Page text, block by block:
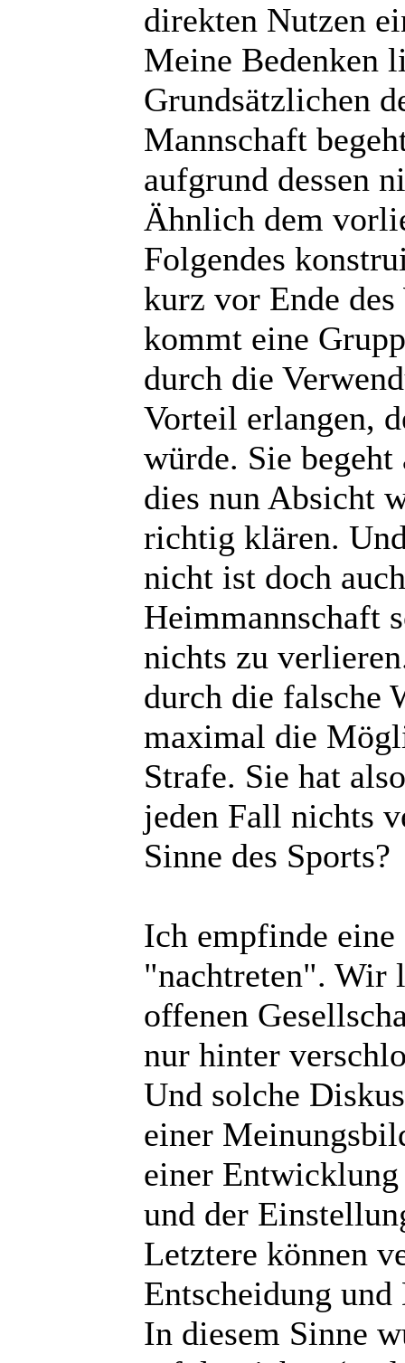
direkten Nutzen
Meine Bedenken
Grundsätzlichen
Mannschaft
aufgrund dessen
Ähnlich dem
Folgendes
kurz vor Ende
kommt eine
durch die
Vorteil erlangen,
würde. Sie
dies nun Absicht
richtig klären.
nicht ist doch
Heimmannschaft
nichts zu
durch die falsche
maximal die
Strafe. Sie hat
jeden Fall nichts
Sinne des Sports?
Ich empfinde
"nachtreten". Wir
offenen
nur hinter
Und solche
einer
einer Entwicklung
und der
Letztere können
Entscheidung
In diesem Sinne